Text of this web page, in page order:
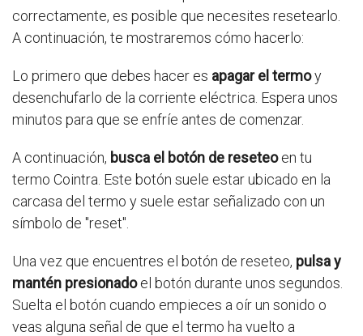
correctamente, es posible que necesites resetearlo.
A continuación, te mostraremos cómo hacerlo:
Lo primero que debes hacer es apagar el termoy
desenchufarlo de la corriente eléctrica. Espera unos
minutos para que se enfríe antes de comenzar.
A continuación, busca el botón de reseteoen tu
termo Cointra. Este botón suele estar ubicado en la
carcasa del termo y suele estar señalizado con un
símbolo de "reset".
Una vez que encuentres el botón de reseteo, pulsa y
mantén presionadoel botón durante unos segundos.
Suelta el botón cuando empieces a oír un sonido o
veas alguna señal de que el termo ha vuelto a